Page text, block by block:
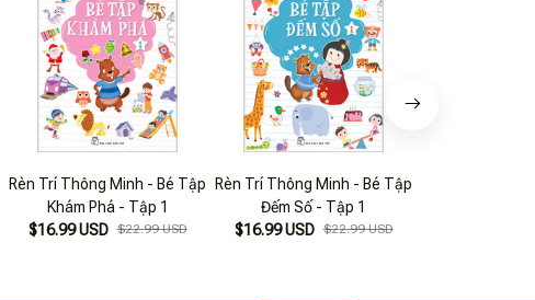
Rèn Trí Thông Minh - Bé Tập
Khám Phá - Tập 1
$16.99 USD $22.99 USD
Rèn Trí Thông Minh - Bé Tập
Đếm Số - Tập 1
$16.99 USD $22.99 USD